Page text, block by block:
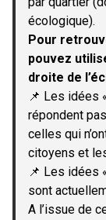
écologique).
Pour
pouvez
droite de
📌 Les idées
répondent
celles qui
citoyens et
📌 Les idées
sont
A l’issue de